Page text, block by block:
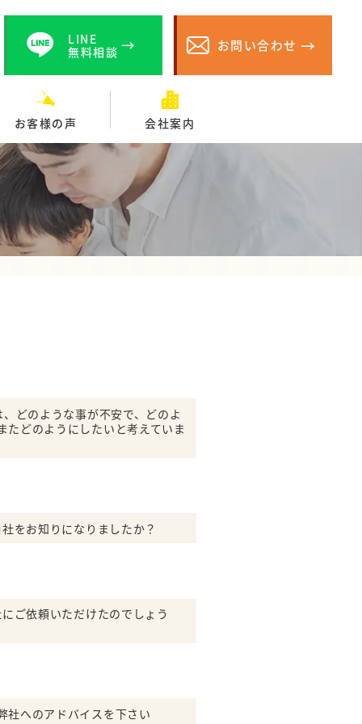
LINE
無料相談
お問い合わせ
お客様の声 会社案内
どのような事が不安で、どのよ
たどのようにしたいと考えていま
をお知りになりましたか？
ご依頼いただけたのでしょう
社へのアドバイスを下さい